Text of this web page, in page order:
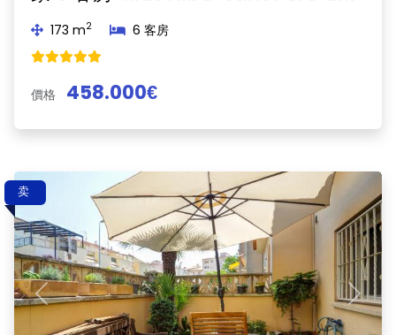
173 m2 6 客房
價格 458.000€
卖
Previous Next